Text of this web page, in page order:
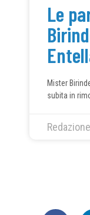
Le
Mister
subita in
Redazione